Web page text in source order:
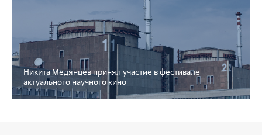
Никита Медянцев принял участие в фестивале
актуального научного кино